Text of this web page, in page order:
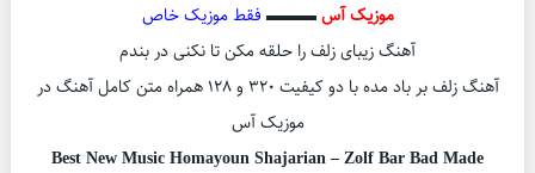
موزیک آس▬▬▬ فقط موزیک خاص
آهنگ زیبای زلف را حلقه مکن تا نکنی در بندم
آهنگ زلف بر باد مده با دو کیفیت ۳۲۰ و ۱۲۸ همراه متن کامل آهنگ در
موزیک آس
Best New Music Homayoun Shajarian – Zolf Bar Bad Made